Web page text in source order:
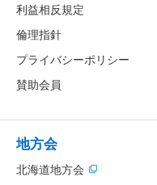
利益相反規定
倫理指針
プライバシーポリシー
賛助会員
地方会
北海道地方会